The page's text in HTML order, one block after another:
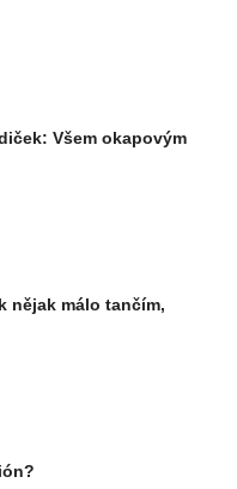
Všem okapovým
nějak málo tančím,